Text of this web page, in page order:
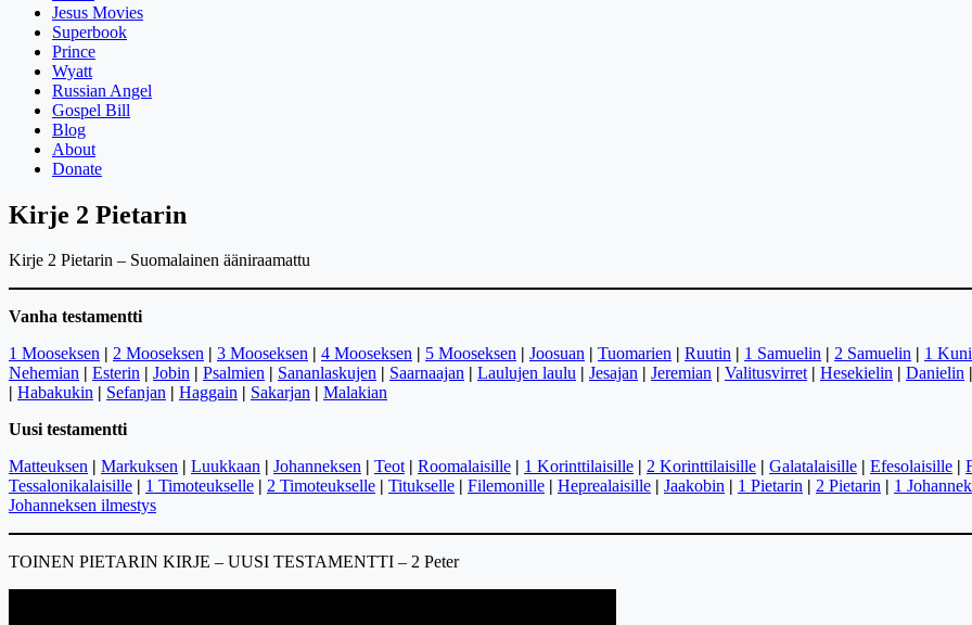
Jesus Movies
Superbook
Prince
Wyatt
Russian Angel
Gospel Bill
Blog
About
Donate
Kirje 2 Pietarin
Kirje 2 Pietarin – Suomalainen ääniraamattu
Vanha testamentti
1 Mooseksen | 2 Mooseksen | 3 Mooseksen | 4 Mooseksen | 5 Mooseksen | Joosuan | Tuomarien | Ruutin | 1 Samuelin | 2 Samuelin | 1
Nehemian | Esterin | Jobin | Psalmien | Sananlaskujen | Saarnaajan | Laulujen laulu | Jesajan | Jeremian | Valitusvirret | Hesekielin | Danielin |
| Habakukin | Sefanjan | Haggain | Sakarjan | Malakian
Uusi testamentti
Matteuksen | Markuksen | Luukkaan | Johanneksen | Teot | Roomalaisille | 1 Korinttilaisille | 2 Korinttilaisille | Galatalaisille | Efesolaisille |
Tessalonikalaisille | 1 Timoteukselle | 2 Timoteukselle | Titukselle | Filemonille | Heprealaisille | Jaakobin | 1 Pietarin | 2 Pietarin | 1
Johanneksen ilmestys
TOINEN PIETARIN KIRJE – UUSI TESTAMENTTI – 2 Peter